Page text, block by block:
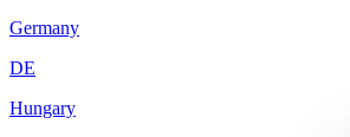
Germany
DE
Hungary